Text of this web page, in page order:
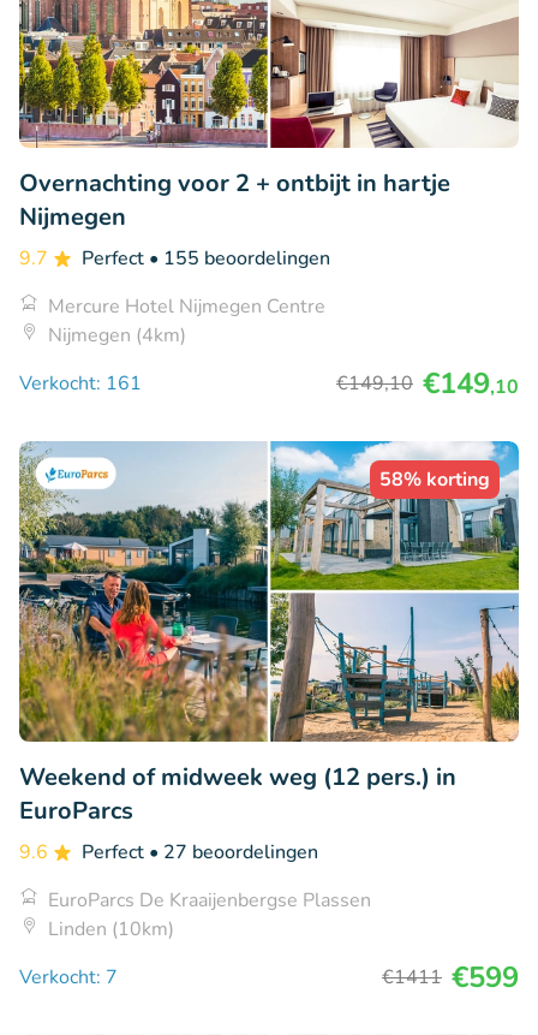
Overnachting voor 2 + ontbijt in hartje
Nijmegen
9.7 Perfect • 155 beoordelingen
Mercure Hotel Nijmegen Centre
Nijmegen (4km)
Verkocht: 161
€149,10 €149,10
58% korting
Weekend of midweek weg (12 pers.) in
EuroParcs
9.6 Perfect • 27 beoordelingen
EuroParcs De Kraaijenbergse Plassen
Linden (10km)
Verkocht: 7
€1411 €599